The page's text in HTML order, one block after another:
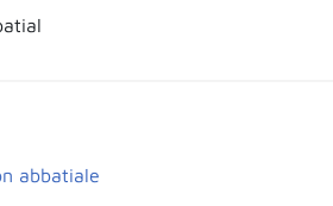
abbatiale